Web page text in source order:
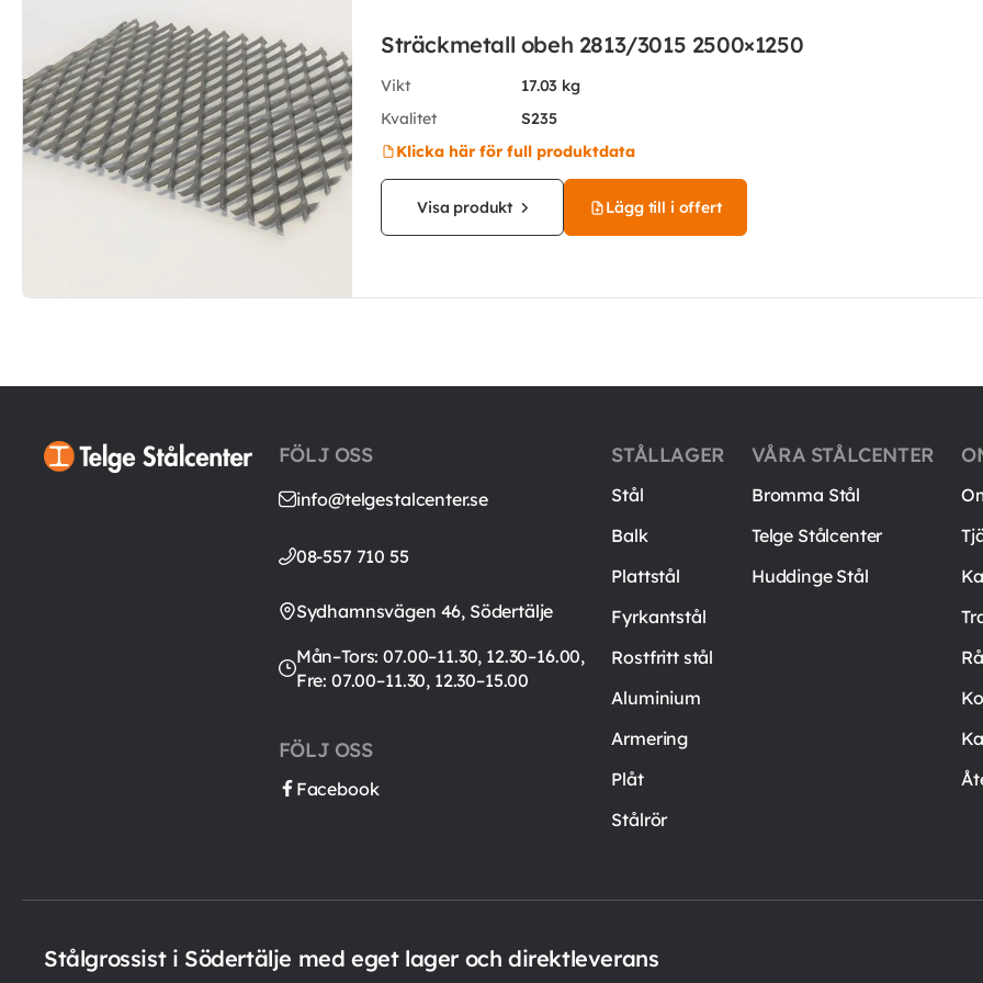
Sträckmetall obeh 2813/3015 2500×1250
Vikt
17.03 kg
Kvalitet
S235
Klicka här för full produktdata
Visa produkt Lägg till i offert
FÖLJ OSS
info@telgestalcenter.se
08-557 710 55
Sydhamnsvägen 46, Södertälje
Mån–Tors: 07.00–11.30, 12.30–16.00,
Fre: 07.00–11.30, 12.30–15.00
FÖLJ OSS
Facebook
STÅLLAGER
Stål
Balk
Plattstål
Fyrkantstål
Rostfritt stål
Aluminium
Armering
Plåt
Stålrör
VÅRA STÅLCENTER
Bromma Stål
Telge Stålcenter
Huddinge Stål
Stålgrossist i Södertälje med eget lager och direktleverans